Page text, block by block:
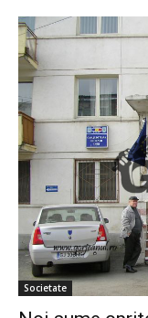
Societate